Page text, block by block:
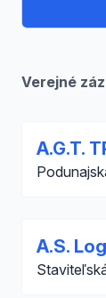
Verejné
A.G.T.
A.S.